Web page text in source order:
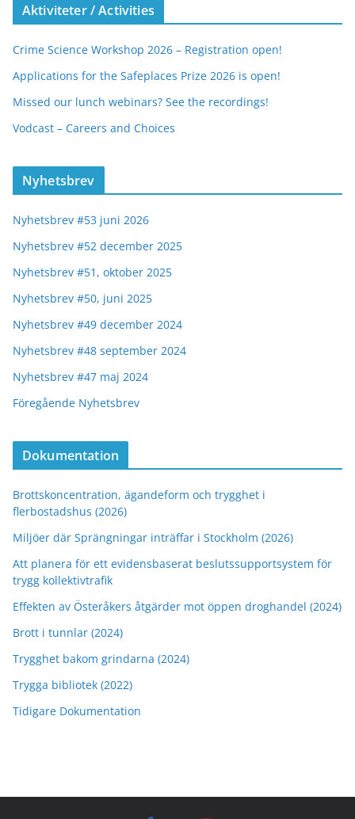
Aktiviteter / Activities
Crime Science Workshop 2026 – Registration open!
Applications for the Safeplaces Prize 2026 is open!
Missed our lunch webinars? See the recordings!
Vodcast – Careers and Choices
Nyhetsbrev
Nyhetsbrev #53 juni 2026
Nyhetsbrev #52 december 2025
Nyhetsbrev #51, oktober 2025
Nyhetsbrev #50, juni 2025
Nyhetsbrev #49 december 2024
Nyhetsbrev #48 september 2024
Nyhetsbrev #47 maj 2024
Föregående Nyhetsbrev
Dokumentation
Brottskoncentration, ägandeform och trygghet i
flerbostadshus (2026)
Miljöer där Sprängningar inträffar i Stockholm (2026)
Att planera för ett evidensbaserat beslutssupportsystem för
trygg kollektivtrafik
Effekten av Österåkers åtgärder mot öppen droghandel (2024)
Brott i tunnlar (2024)
Trygghet bakom grindarna (2024)
Trygga bibliotek (2022)
Tidigare Dokumentation